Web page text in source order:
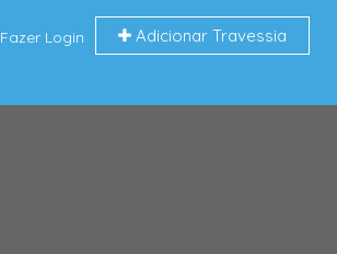
Fazer Login Adicionar Travessia